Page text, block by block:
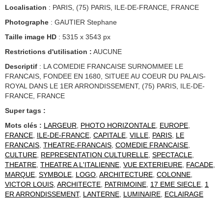
Localisation : PARIS, (75) PARIS, ILE-DE-FRANCE, FRANCE
Photographe : GAUTIER Stephane
Taille image HD : 5315 x 3543 px
Restrictions d'utilisation : AUCUNE
Descriptif : LA COMEDIE FRANCAISE SURNOMMEE LE
FRANCAIS, FONDEE EN 1680, SITUEE AU COEUR DU PALAIS-
ROYAL DANS LE 1ER ARRONDISSEMENT, (75) PARIS, ILE-DE-
FRANCE, FRANCE
Super tags :
Mots clés : LARGEUR, PHOTO HORIZONTALE, EUROPE,
FRANCE, ILE-DE-FRANCE, CAPITALE, VILLE, PARIS, LE
FRANCAIS, THEATRE-FRANCAIS, COMEDIE FRANCAISE,
CULTURE, REPRESENTATION CULTURELLE, SPECTACLE,
THEATRE, THEATRE A L'ITALIENNE, VUE EXTERIEURE, FACADE,
MARQUE, SYMBOLE, LOGO, ARCHITECTURE, COLONNE,
VICTOR LOUIS, ARCHITECTE, PATRIMOINE, 17 EME SIECLE, 1
ER ARRONDISSEMENT, LANTERNE, LUMINAIRE, ECLAIRAGE